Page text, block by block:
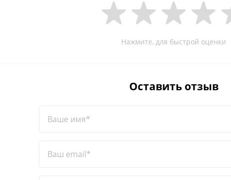
Нажмите, для быстрой оценки
Оставить отзыв
Ваше имя*
Ваш email*